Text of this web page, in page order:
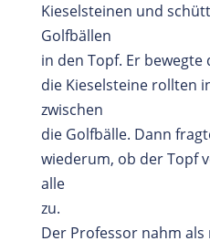
Kieselsteinen und
Golfbällen
in den Topf. Er
die Kieselsteine rollten
zwischen
die Golfbälle. Dann
wiederum, ob der Topf
alle
zu.
Der Professor nahm als